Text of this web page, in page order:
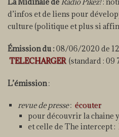
La Midinale de Radio Pikez!:
d’infos et de liens pour
culture (politique et plus si
Émission du :08/06/2020 de
TELECHARGER (standard : 09
L’émission:
revue de presse: écouter
pour découvrir la chaine
et celle de The intercept :